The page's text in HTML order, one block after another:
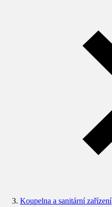
Koupelna a sanitární zařízení